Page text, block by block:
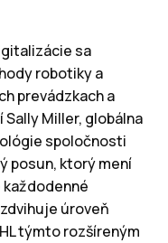
sa
robotiky a
prevádzkach a
Miller, globálna
spoločnosti
posun, ktorý mení
každodenné
úroveň
týmto rozšíreným